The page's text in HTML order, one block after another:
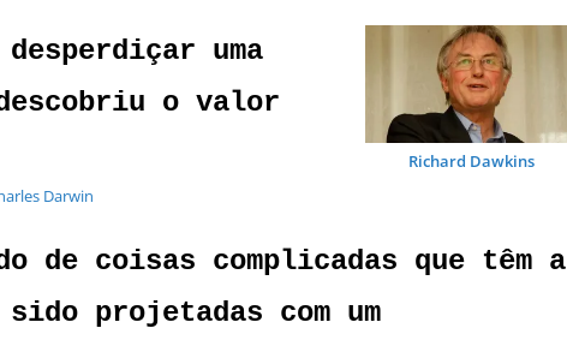
Richard Dawkins
desperdiçar uma
o valor
Darwin
de coisas complicadas que têm a
projetadas com um